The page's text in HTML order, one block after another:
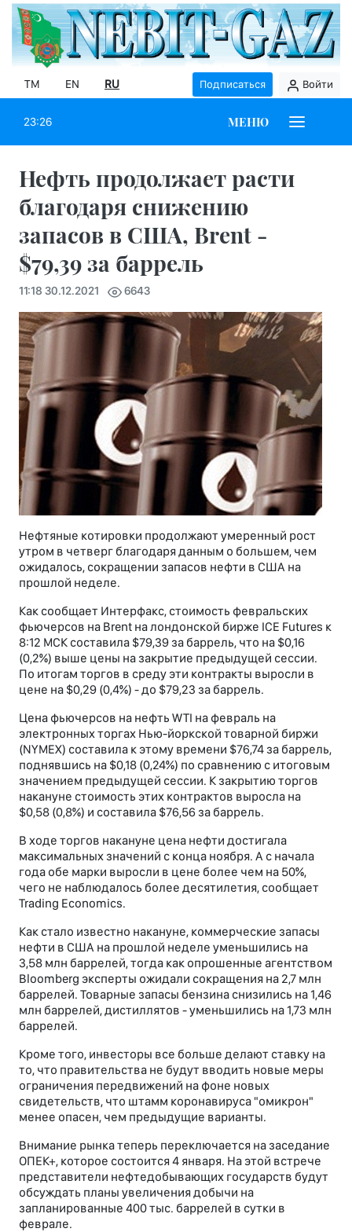
TM EN RU Подписаться Войти
23:26 МЕНЮ
Нефть продолжает расти
благодаря снижению
запасов в США, Brent -
$79,39 за баррель
11:18 30.12.2021 6643
Нефтяные котировки продолжают умеренный рост
утром в четверг благодаря данным о большем, чем
ожидалось, сокращении запасов нефти в США на
прошлой неделе.
Как сообщает Интерфакс, стоимость февральских
фьючерсов на Brent на лондонской бирже ICE Futures к
8:12 МСК составила $79,39 за баррель, что на $0,16
(0,2%) выше цены на закрытие предыдущей сессии.
По итогам торгов в среду эти контракты выросли в
цене на $0,29 (0,4%) - до $79,23 за баррель.
Цена фьючерсов на нефть WTI на февраль на
электронных торгах Нью-йоркской товарной биржи
(NYMEX) составила к этому времени $76,74 за баррель,
поднявшись на $0,18 (0,24%) по сравнению с итоговым
значением предыдущей сессии. К закрытию торгов
накануне стоимость этих контрактов выросла на
$0,58 (0,8%) и составила $76,56 за баррель.
В ходе торгов накануне цена нефти достигала
максимальных значений с конца ноября. А с начала
года обе марки выросли в цене более чем на 50%,
чего не наблюдалось более десятилетия, сообщает
Trading Economics.
Как стало известно накануне, коммерческие запасы
нефти в США на прошлой неделе уменьшились на
3,58 млн баррелей, тогда как опрошенные агентством
Bloomberg эксперты ожидали сокращения на 2,7 млн
баррелей. Товарные запасы бензина снизились на 1,46
млн баррелей, дистиллятов - уменьшились на 1,73 млн
баррелей.
Кроме того, инвесторы все больше делают ставку на
то, что правительства не будут вводить новые меры
ограничения передвижений на фоне новых
свидетельств, что штамм коронавируса "омикрон"
менее опасен, чем предыдущие варианты.
Внимание рынка теперь переключается на заседание
ОПЕК+, которое состоится 4 января. На этой встрече
представители нефтедобывающих государств будут
обсуждать планы увеличения добычи на
запланированные 400 тыс. баррелей в сутки в
феврале.